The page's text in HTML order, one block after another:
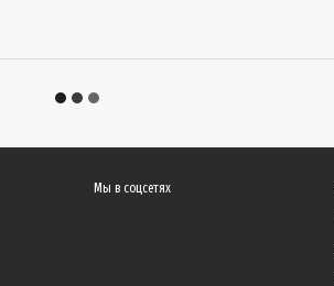
Мы в соцсетях